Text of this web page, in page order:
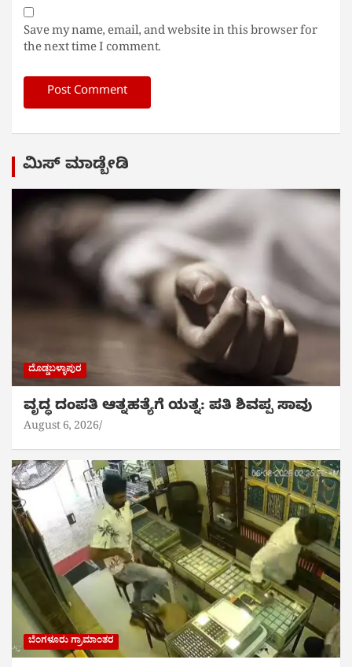
Save my name, email, and website in this browser for
the next time I comment.
ಮಿಸ್ ಮಾಡ್ಬೇಡಿ
ದೊಡ್ಡಬಳ್ಳಾಪುರ
ವೃದ್ಧ ದಂಪತಿ ಆತ್ನಹತ್ಯೆಗೆ ಯತ್ನ: ಪತಿ ಶಿವಪ್ಪ ಸಾವು
August 6, 2026
ಬೆಂಗಳೂರು ಗ್ರಾಮಾಂತರ